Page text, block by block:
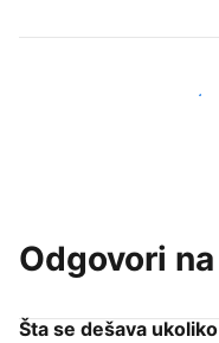
Pridružite se
Odgovori
Šta se dešava